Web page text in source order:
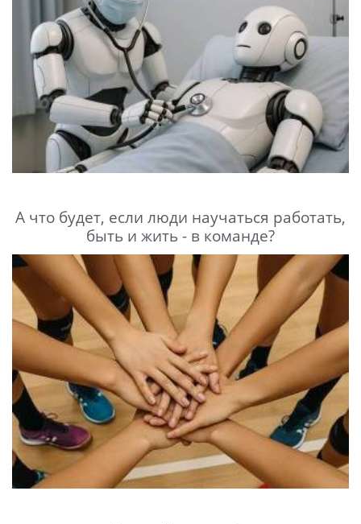
А что будет, если люди научаться работать,
быть и жить - в команде?